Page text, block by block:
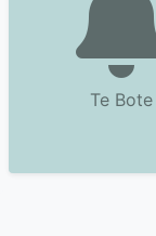
Te Bote